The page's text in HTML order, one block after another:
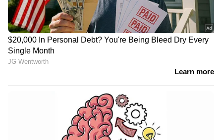
എംഎൽഎമാർക്ക് വണ്ടി അനുയായികൾ
പരസ്യമായി രംഗത്തെത്തിയതും
കോൺഗ്രസിനെ അലട്ടുന്നുണ്ട്. മുൻ മന്ത്രി
സമീർ അഹമ്മദിന് വേണ്ടിയാണ്
അനുയായികൾ പരസ്യമായി തെരുവിൽ
പരിഹരിച്ചാലും ശേഷിക്കുന്ന രണ്ടുവർഷം
കർണാടകയെ നയിക്കുക എന്നത് അത്ര
എളുപ്പമാകില്ല ഡി കെ ശിവകുമാറിന്.